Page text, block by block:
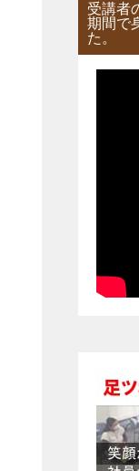
受講者
期間で
た。